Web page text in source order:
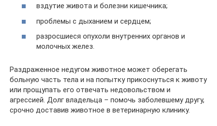
вздутие живота и болезни кишечника;
проблемы с дыханием и сердцем;
разросшиеся опухоли внутренних органов и
молочных желез.
Раздраженное недугом животное может оберегать
больную часть тела и на попытку прикоснуться к животу
или прощупать его отвечать недовольством и
агрессией. Долг владельца – помочь заболевшему другу,
срочно доставив животное в ветеринарную клинику.